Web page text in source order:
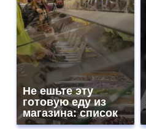
Не ешьте эту
готовую еду из
магазина: список